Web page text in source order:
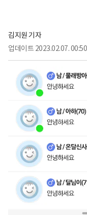
김지원 기자
업데이트 2023.02.07. 00:50